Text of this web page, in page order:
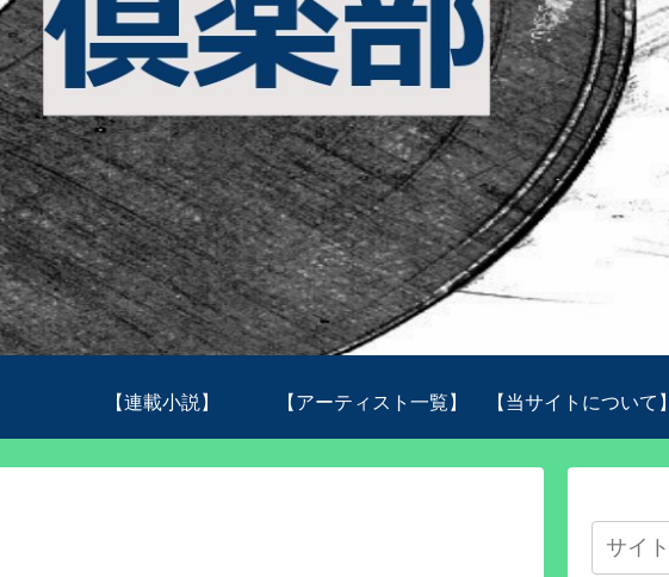
【連載小説】 【アーティスト一覧】 【当サイトについて】